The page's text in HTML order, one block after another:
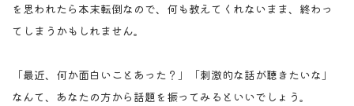
を思われたら本末転倒なので、何も教えてくれないまま、終わっ
てしまうかもしれません。
「最近、何か面白いことあった？」「刺激的な話が聴きたいな」
なんて、あなたの方から話題を振ってみるといいでしょう。